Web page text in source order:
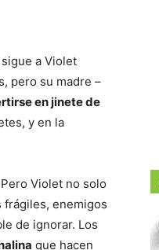
a Violet
pero su madre –
en jinete de
y en la
Violet no solo
frágiles, enemigos
de ignorar. Los
que hacen